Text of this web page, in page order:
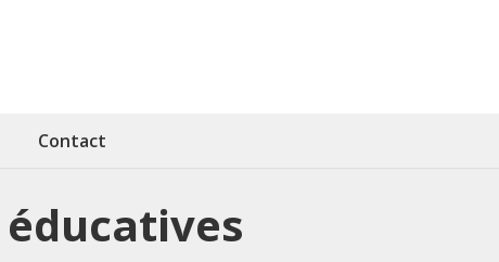
Contact
éducatives